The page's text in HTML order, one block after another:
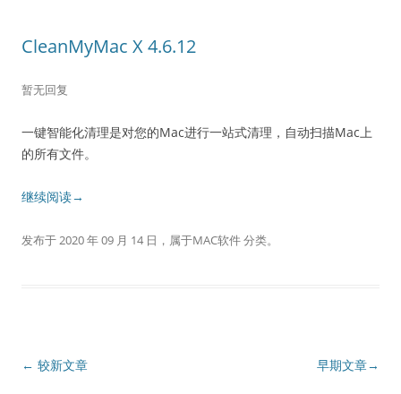
CleanMyMac X 4.6.12
暂无回复
一键智能化清理是对您的Mac进行一站式清理，自动扫描Mac上
的所有文件。
继续阅读→
发布于2020 年 09 月 14 日 ，属于MAC软件分类。
文章导航
← 较新文章 早期文章→